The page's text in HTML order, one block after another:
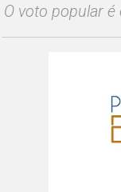
O voto popular